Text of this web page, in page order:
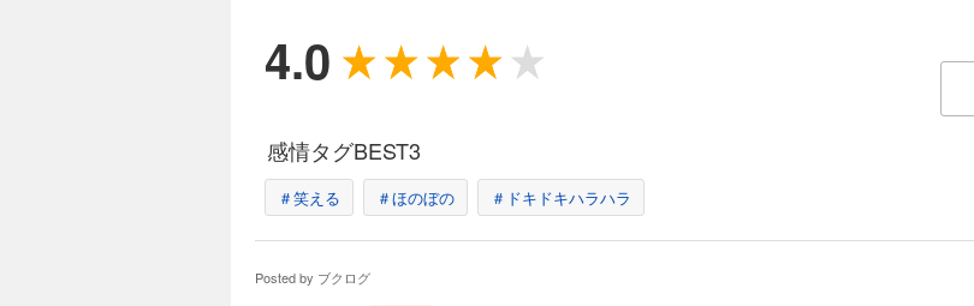
4.0
感情タグBEST3
＃笑える ＃ほのぼの ＃ドキドキハラハラ
Posted by ブクログ